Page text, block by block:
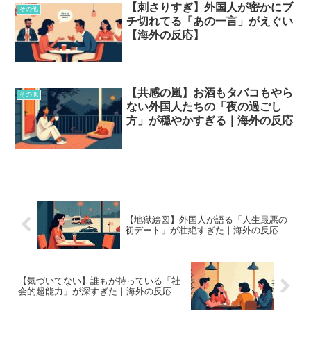
その他
【刺さりすぎ】外国人が密かにブ
チ切れてる「あの一言」がえぐい
【海外の反応】
その他
【共感の嵐】お酒もタバコもやら
ない外国人たちの「夜の過ごし
方」が穏やかすぎる｜海外の反応
【地獄絵図】外国人が語る「人生最悪の
初デート」が壮絶すぎた｜海外の反応
【気づいてない】誰もが持っている「社
会的超能力」が深すぎた｜海外の反応